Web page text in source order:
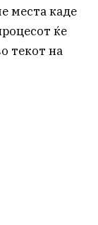
места каде
ќе
текот на